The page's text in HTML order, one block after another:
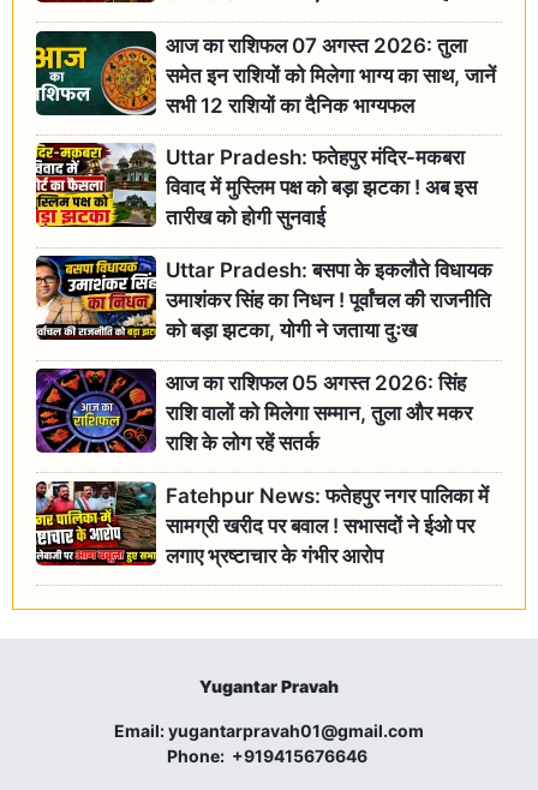
आज का राशिफल 07 अगस्त 2026: तुला
समेत इन राशियों को मिलेगा भाग्य का साथ, जानें
सभी 12 राशियों का दैनिक भाग्यफल
Uttar Pradesh: फतेहपुर मंदिर-मकबरा
विवाद में मुस्लिम पक्ष को बड़ा झटका ! अब इस
तारीख को होगी सुनवाई
Uttar Pradesh: बसपा के इकलौते विधायक
उमाशंकर सिंह का निधन ! पूर्वांचल की राजनीति
को बड़ा झटका, योगी ने जताया दुःख
आज का राशिफल 05 अगस्त 2026: सिंह
राशि वालों को मिलेगा सम्मान, तुला और मकर
राशि के लोग रहें सतर्क
Fatehpur News: फतेहपुर नगर पालिका में
सामग्री खरीद पर बवाल ! सभासदों ने ईओ पर
लगाए भ्रष्टाचार के गंभीर आरोप
Yugantar Pravah
Email:yugantarpravah01@gmail.com
Phone: +919415676646